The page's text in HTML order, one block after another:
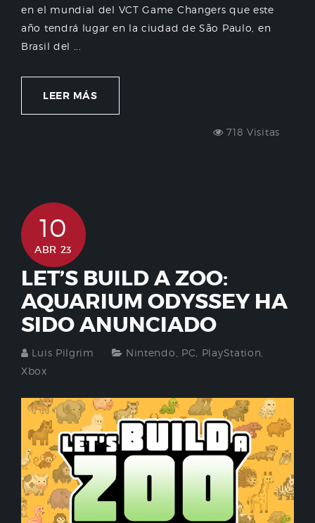
en el mundial del VCT Game Changers que este
año tendrá lugar en la ciudad de São Paulo, en
Brasil del ...
LEER MÁS
718 Visitas
10
ABR 23
LET’S BUILD A ZOO:
AQUARIUM ODYSSEY HA
SIDO ANUNCIADO
Luis Pilgrim Nintendo PC PlayStation
Xbox